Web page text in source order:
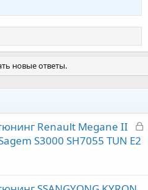
новые ответы.
З
Renault Megane II
S3000 SH7055 TUN E2